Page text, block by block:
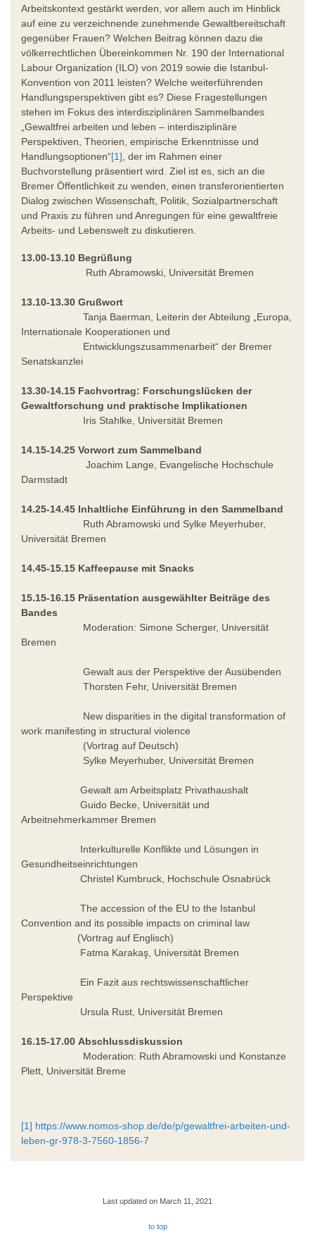
Arbeitskontext gestärkt werden, vor allem auch im Hinblick
auf eine zu verzeichnende zunehmende Gewaltbereitschaft
gegenüber Frauen? Welchen Beitrag können dazu die
völkerrechtlichen Übereinkommen Nr. 190 der International
Labour Organization (ILO) von 2019 sowie die Istanbul-
Konvention von 2011 leisten? Welche weiterführenden
Handlungsperspektiven gibt es? Diese Fragestellungen
stehen im Fokus des interdisziplinären Sammelbandes
„Gewaltfrei arbeiten und leben – interdisziplinäre
Perspektiven, Theorien, empirische Erkenntnisse und
Handlungsoptionen“[1] , der im Rahmen einer
Buchvorstellung präsentiert wird. Ziel ist es, sich an die
Bremer Öffentlichkeit zu wenden, einen transferorientierten
Dialog zwischen Wissenschaft, Politik, Sozialpartnerschaft
und Praxis zu führen und Anregungen für eine gewaltfreie
Arbeits- und Lebenswelt zu diskutieren.
13.00-13.10 Begrüßung
Ruth Abramowski, Universität Bremen
13.10-13.30 Grußwort
Tanja Baerman, Leiterin der Abteilung „Europa,
Internationale Kooperationen und
Entwicklungszusammenarbeit“ der Bremer
Senatskanzlei
13.30-14.15 Fachvortrag: Forschungslücken der
Gewaltforschung und praktische Implikationen
Iris Stahlke, Universität Bremen
14.15-14.25 Vorwort zum Sammelband
Joachim Lange, Evangelische Hochschule
Darmstadt
14.25-14.45 Inhaltliche Einführung in den Sammelband
Ruth Abramowski und Sylke Meyerhuber,
Universität Bremen
14.45-15.15 Kaffeepause mit Snacks
15.15-16.15 Präsentation ausgewählter Beiträge des
Bandes
Moderation: Simone Scherger, Universität
Bremen
Gewalt aus der Perspektive der Ausübenden
Thorsten Fehr, Universität Bremen
New disparities in the digital transformation of
work manifesting in structural violence
(Vortrag auf Deutsch)
Sylke Meyerhuber, Universität Bremen
Gewalt am Arbeitsplatz Privathaushalt
Guido Becke, Universität und
Arbeitnehmerkammer Bremen
Interkulturelle Konflikte und Lösungen in
Gesundheitseinrichtungen
Christel Kumbruck, Hochschule Osnabrück
The accession of the EU to the Istanbul
Convention and its possible impacts on criminal law
(Vortrag auf Englisch)
Fatma Karakaş, Universität Bremen
Ein Fazit aus rechtswissenschaftlicher
Perspektive
Ursula Rust, Universität Bremen
16.15-17.00 Abschlussdiskussion
Moderation: Ruth Abramowski und Konstanze
Plett, Universität Breme
[1] https://www.nomos-shop.de/de/p/gewaltfrei-arbeiten-und-
leben-gr-978-3-7560-1856-7
Last updated on March 11, 2021
to top